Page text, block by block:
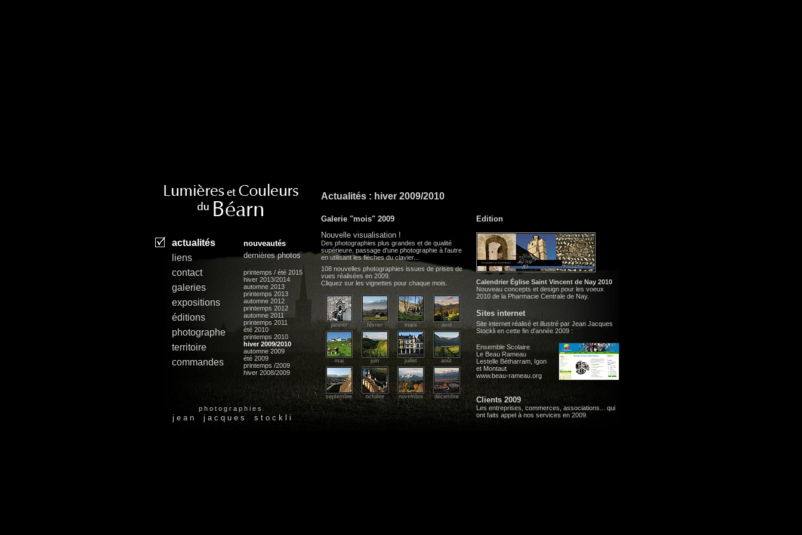
actualités
iens
contact
galeries
expositions
éditions
photographe
territoire
commandes
nouveautés
dernières photos
printemps / été 2015
hiver 2013/2014
automne 2013
printemps 2013
automne 2012
printemps 2012
automne 2011
printemps 2011
été 2010
printemps 2010
hiver 2009/2010
automne 2009
été 2009
printemps /2009
hiver 2008/2009
p h o t o g r a p h i e s
j e a n j a c q u e s s t o c k l i
Actualités : hiver 2009/2010
Galerie "mois" 2009
Nouvelle visualisation !
Des photographies plus grandes et de qualité
supérieure, passage d'une photographie à l'autre
en utilisant les flèches du clavier...
108 nouvelles photographies issues de prises de
vues réalisées en 2009.
Cliquez sur les vignettes pour chaque mois.
janvier février mars avril
mai juin juillet août
septembre octobre novembre décembre
Edition
Calendrier Église Saint Vincent de Nay 2010
Nouveau concepts et design pour les voeux
2010 de la Pharmacie Centrale de Nay.
Sites internet
Site internet réalisé et illustré par Jean Jacques
Stockli en cette fin d'année 2009 :
Ensemble Scolaire
Le Beau Rameau
Lestelle Bétharram, Igon
et Montaut
www.beau-rameau.org
Clients 2009
Les entreprises, commerces, associations... qui
ont faits appel à nos services en 2009.